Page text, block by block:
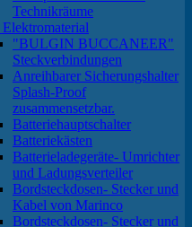
Technikräume
Elektromaterial
"BULGIN BUCCANEER"
Steckverbindungen
Anreihbarer Sicherungshalter
Splash-Proof
zusammensetzbar.
Batteriehauptschalter
Batteriekästen
Batterieladegeräte- Umrichter
und Ladungsverteiler
Bordsteckdosen- Stecker und
Kabel von Marinco
Bordsteckdosen- Stecker und